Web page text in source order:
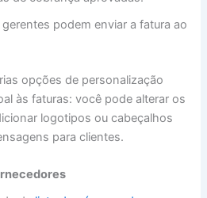
podem enviar a fatura ao
opções de personalização
às faturas: você pode alterar os
logotipos ou cabeçalhos
para clientes.